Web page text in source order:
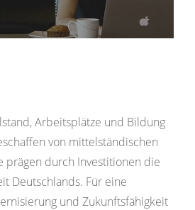
Arbeitsplätze und Bildung
von mittelständischen
prägen durch Investitionen die
Deutschlands. Für eine
und Zukunftsfähigkeit